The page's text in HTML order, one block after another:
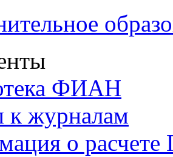
ФИАН
к журналам
о